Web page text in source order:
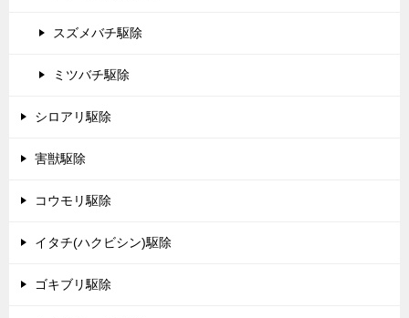
スズメバチ駆除
ミツバチ駆除
シロアリ駆除
害獣駆除
コウモリ駆除
イタチ(ハクビシン)駆除
ゴキブリ駆除